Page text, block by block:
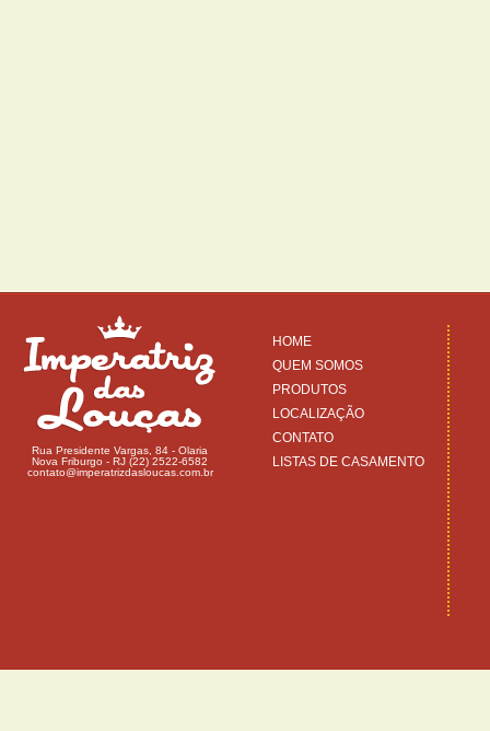
Rua Presidente Vargas, 84 - Olaria
Nova Friburgo - RJ (22) 2522-6582
contato@imperatrizdasloucas.com.br
HOME
QUEM SOMOS
PRODUTOS
LOCALIZAÇÃO
CONTATO
LISTAS DE CASAMENTO